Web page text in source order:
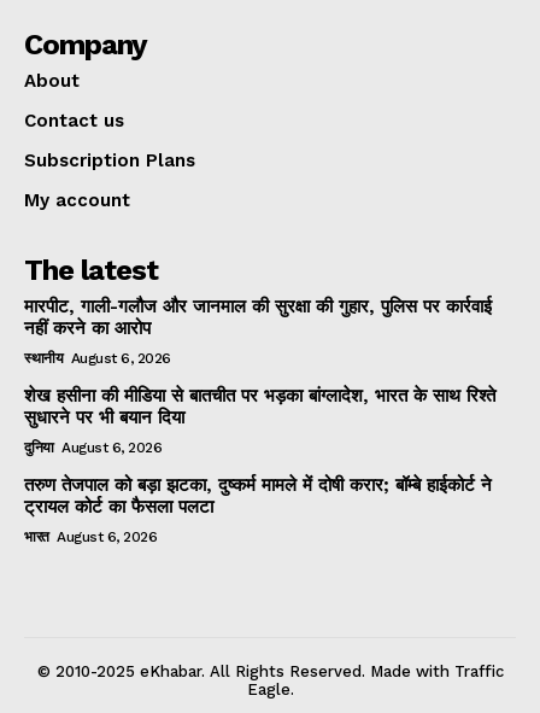
Company
About
Contact us
Subscription Plans
My account
The latest
मारपीट, गाली-गलौज और जानमाल की सुरक्षा की गुहार, पुलिस पर कार्रवाई
नहीं करने का आरोप
स्थानीय August 6, 2026
शेख हसीना की मीडिया से बातचीत पर भड़का बांग्लादेश, भारत के साथ रिश्ते
सुधारने पर भी बयान दिया
दुनिया August 6, 2026
तरुण तेजपाल को बड़ा झटका, दुष्कर्म मामले में दोषी करार; बॉम्बे हाईकोर्ट ने
ट्रायल कोर्ट का फैसला पलटा
भारत August 6, 2026
© 2010-2025 eKhabar. All Rights Reserved. Made with Traffic
Eagle.